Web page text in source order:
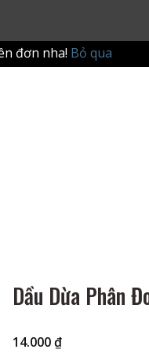
by the shop with
đơn nha! Bỏ qua
Dầu Dừa Phân
14.000₫